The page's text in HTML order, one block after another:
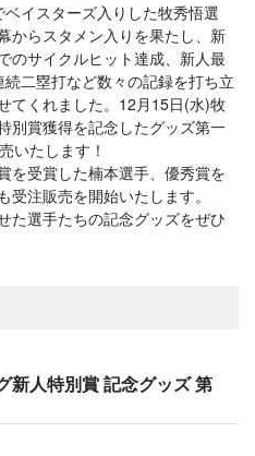
イスターズ入りした牧秀悟選
からスタメン入りを果たし、新
のサイクルヒット達成、新人最
二塁打など数々の記録を打ち立
てくれました。12月15日(水)牧
別賞獲得を記念したグッズ第一
いたします！
を受賞した楠本選手、優秀賞を
注販売を開始いたします。
た選手たちの記念グッズをぜひ
新人特別賞 記念グッズ 第